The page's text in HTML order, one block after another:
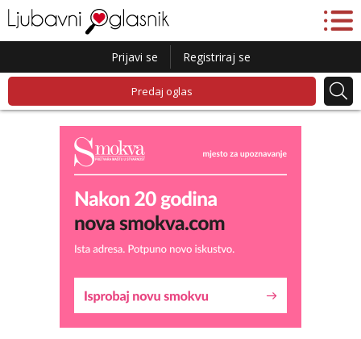
Prijavi se Registriraj se
Predaj oglas
Lucija
Razgovaram :)